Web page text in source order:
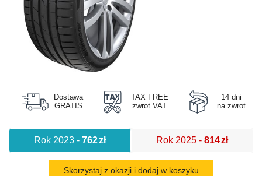
Dostawa
GRATIS
TAX FREE
zwrot VAT
14 dni
na zwrot
Rok 2023 -762zł Rok 2025 -814zł
Skorzystaj z okazji i dodaj w koszyku